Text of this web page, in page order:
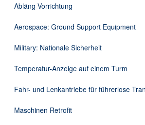
Downloads
Kontakt
Abläng-Vorrichtung
Aerospace: Ground Support Equipment
Military: Nationale Sicherheit
Temperatur-Anzeige auf einem Turm
Fahr- und Lenkantriebe für führerlose
Maschinen Retrofit